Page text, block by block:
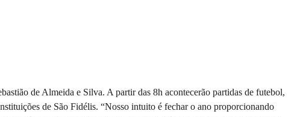
de Almeida e Silva. A partir das 8h acontecerão partidas de futebol,
de São Fidélis. “Nosso intuito é fechar o ano proporcionando